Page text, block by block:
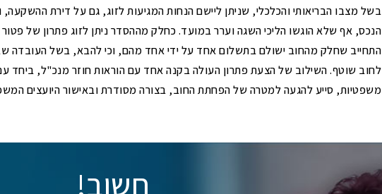
בשל מצבו הבריאותי והכלכלי, שניתן ליישם הנחות המגיעות לזוג, גם על דירת
הנכס, אף שלא הוגשו הליכי השגה וערר במועד. כחלק מההסדר ניתן לזוג פתרון של פטור
התחייב שחלק מהחוב ישולם בתשלום אחד על ידי אחד מהם, וכי להבא, בשל העובדה
לחוב שוטף. השילוב של הצעת פתרון העולה בקנה אחד עם הוראות חוזר מנכ"ל, ביחד
משפטיות, סייע להגעה למטרה של הפחתת החוב, בצורה מסודרת ובאישור היועצים
חשוב!